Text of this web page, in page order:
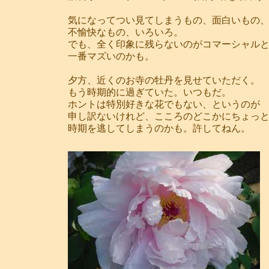
気になってつい見てしまうもの、面白いもの、
不愉快なもの、いろいろ。
でも、全く印象に残らないのがコマーシャル
一番マズいのかも。
夕方、近くのお寺の牡丹を見せていただく。
もう時期的に過ぎていた。いつもだ。
ホントは特別好きな花でもない、というのが
申し訳ないけれど、こころのどこかにちょっ
時期を逃してしまうのかも。許してねん。